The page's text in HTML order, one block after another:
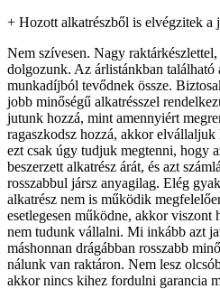
+ Hozott alkatrészből is elvégzitek a
Nem szívesen. Nagy
dolgozunk. Az árlistánkban található
munkadíjból tevődnek össze.
jobb minőségű alkatrésszel
jutunk hozzá, mint amennyiért
ragaszkodsz hozzá, akkor elvállaljuk
ezt csak úgy tudjuk megtenni, hogy
beszerzett alkatrész árát, és azt
rosszabbul jársz anyagilag. Elég
alkatrész nem is működik
esetlegesen működne, akkor viszont
nem tudunk vállalni. Mi inkább azt
máshonnan drágábban rosszabb
nálunk van raktáron. Nem lesz
akkor nincs kihez fordulni garancia